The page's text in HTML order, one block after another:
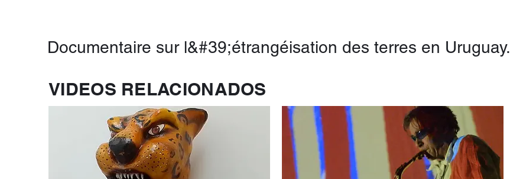
Documentaire sur l&#39;étrangéisation des terres en Uruguay.
VIDEOS RELACIONADOS